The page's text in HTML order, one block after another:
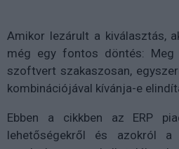
Amikor lezárult a kiválasztás,
még egy fontos döntés: Meg
szoftvert szakaszosan,
kombinációjával kívánja-e
Ebben a cikkben az ERP
lehetőségekről és azokról a